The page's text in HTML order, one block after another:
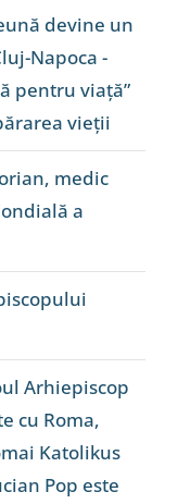
devine un
Napoca -
pentru viață”
vieții
medic
a
Arhiepiscop
cu Roma,
Katolikus
Pop este